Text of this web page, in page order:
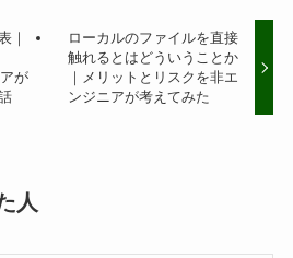
｜
が
ローカルのファイルを直接
触れるとはどういうことか
｜メリットとリスクを非エ
ンジニアが考えてみた
人